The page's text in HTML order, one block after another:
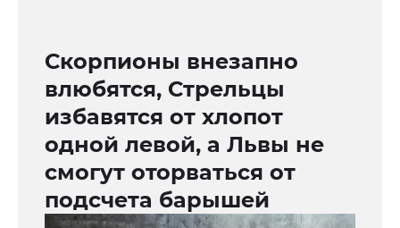
Скорпионы внезапно
влюбятся, Стрельцы
избавятся от хлопот
одной левой, а Львы не
смогут оторваться от
подсчета барышей